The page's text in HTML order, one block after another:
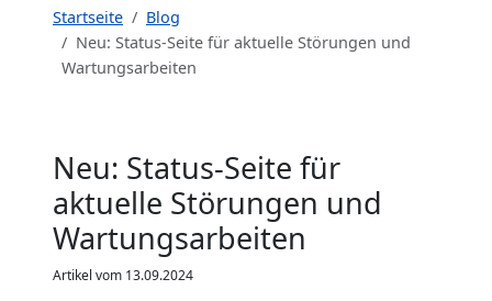
Startseite
Blog
Neu: Status-Seite für aktuelle Störungen und
Wartungsarbeiten
Neu: Status-Seite für
aktuelle Störungen und
Wartungsarbeiten
Artikel vom 13.09.2024